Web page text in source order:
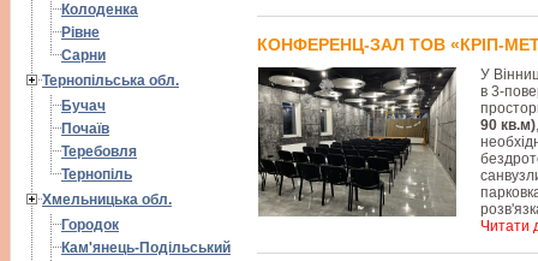
Колоденка
Рівне
Сарни
Тернопільська обл.
Бучач
Почаїв
Теребовля
Тернопіль
Хмельницька обл.
Городок
Кам'янець-Подільський
КОНФЕРЕНЦ-ЗАЛ ТОВ «КРІП-
У
в 3-
90 кв.м)
Читати